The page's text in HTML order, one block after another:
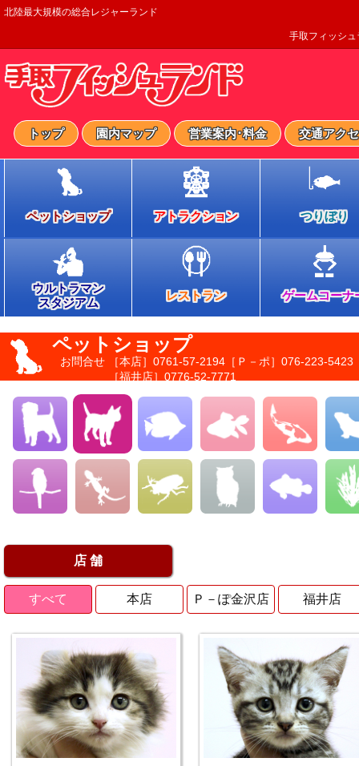
北陸最大規模の総合レジャーランド
手取フィッシュ
トップ 園内マップ 営業案内･料金 交通アク
ペットショップ アトラクション つりぼり
ウルトラマン
スタジアム
レストラン ゲームコーナ
ペットショップ
お問合せ ［本店］0761-57-2194 ［Ｐ－ポ］076-223-5423
［福井店］0776-52-7771
店 舗
すべて 本店 Ｐ－ぽ金沢店 福井店